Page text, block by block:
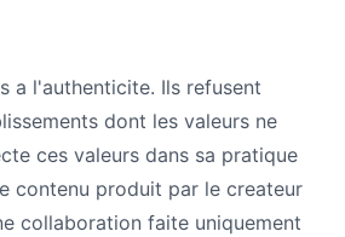
a l'authenticite. Ils refusent
dont les valeurs ne
ces valeurs dans sa pratique
contenu produit par le createur
collaboration faite uniquement